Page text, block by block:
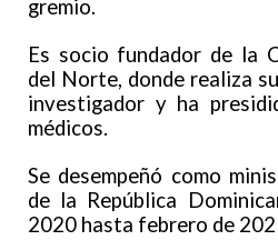
gremio.
Es socio fundador de la
del Norte, donde realiza
investigador y ha
médicos.
Se desempeñó como
de la República
2020 hasta febrero de